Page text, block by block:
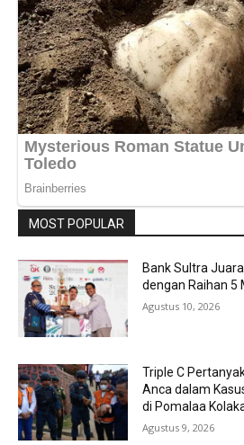
MOST POPULAR
Bank Sultra
dengan Raihan 5
Agustus 10, 2026
Triple C
Anca dalam
di Pomalaa
Agustus 9, 2026